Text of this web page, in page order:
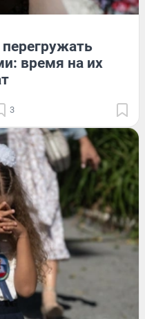
время на их
3